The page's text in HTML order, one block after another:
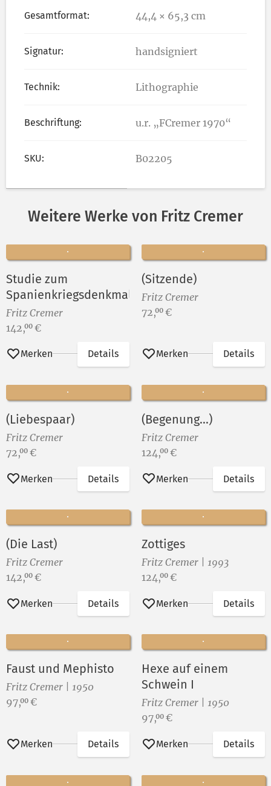
Gesamtformat: 44,4 × 65,3 cm
Signatur: handsigniert
Technik: Lithographie
Beschriftung: u.r. „FCremer 1970“
SKU: B02205
Weitere Werke von Fritz Cremer
Studie zum
Spanienkriegsdenkmal
Fritz Cremer
Preis:
142,00 €
Merken Details
(Sitzende)
Fritz Cremer
Preis:
72,00 €
Merken Details
(Liebespaar)
Fritz Cremer
Preis:
72,00 €
Merken Details
(Begenung...)
Fritz Cremer
Preis:
124,00 €
Merken Details
(Die Last)
Fritz Cremer
Preis:
142,00 €
Merken Details
Zottiges
Fritz Cremer | 1993
Preis:
124,00 €
Merken Details
Faust und Mephisto
Fritz Cremer | 1950
Preis:
97,00 €
Merken Details
Hexe auf einem
Schwein I
Fritz Cremer | 1950
Preis:
97,00 €
Merken Details